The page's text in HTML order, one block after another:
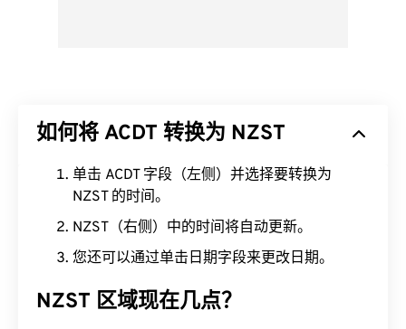
如何将 ACDT 转换为 NZST
单击 ACDT 字段（左侧）并选择要转换为
NZST 的时间。
NZST（右侧）中的时间将自动更新。
您还可以通过单击日期字段来更改日期。
NZST 区域现在几点？